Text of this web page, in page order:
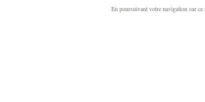
En poursuivant votre navigation sur ce